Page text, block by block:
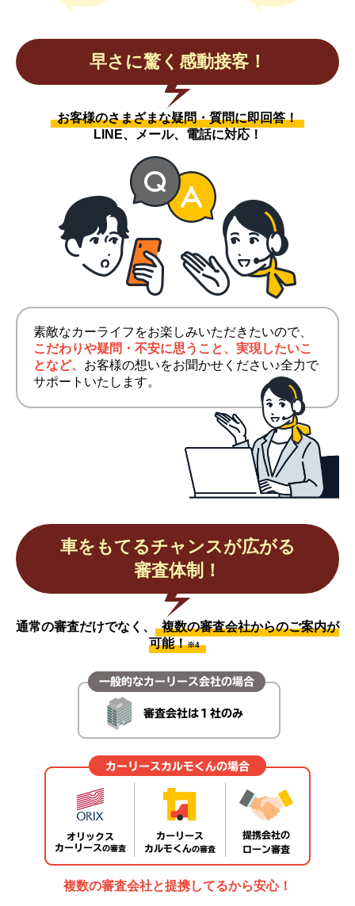
早さに驚く感動接客！
お客様のさまざまな疑問・質問に即回答！
LINE、メール、電話に対応！
素敵なカーライフをお楽しみいただきたいので、
こだわりや疑問・不安に思うこと、実現したいこ
となど、 お客様の想いをお聞かせください♪全力で
サポートいたします。
車をもてるチャンスが広がる
審査体制！
通常の審査だけでなく、
複数の審査会社からのご案内が
可能！※4
複数の審査会社と提携してるから安心！